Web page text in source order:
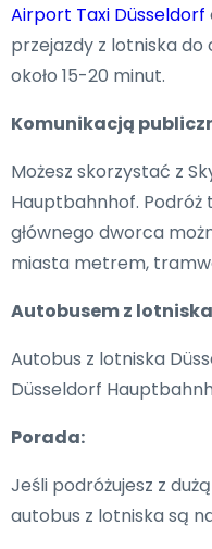
Airport Taxi Düsseldorf
przejazdy z lotniska
około 15-20 minut.
Komunikacją
Możesz skorzystać z
Hauptbahnhof. Podróż
głównego dworca
miasta metrem,
Autobusem z
Autobus z lotniska
Düsseldorf
Porada:
Jeśli podróżujesz z
autobus z lotniska są